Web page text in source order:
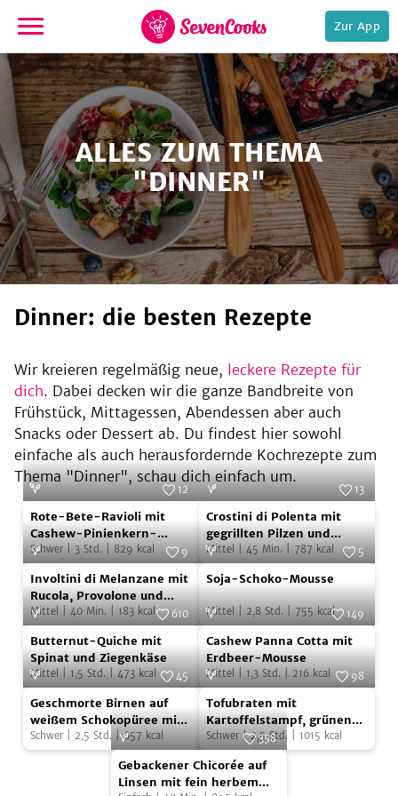
zur
Startseite
Zur App
ALLES ZUM THEMA
"DINNER"
Dinner: die besten Rezepte
Wir kreieren regelmäßig neue, leckere Rezepte für
dich. Dabei decken wir die ganze Bandbreite von
Frühstück, Mittagessen, Abendessen aber auch
Snacks oder Dessert ab. Du findest hier sowohl
einfache als auch herausfordernde Kochrezepte zum
Thema "Dinner", schau dich einfach um.
Rote-
Bete-
Ravioli
mit
Cashew-
Pinienkern-
Kräuterkäse
Foto:Pau Esculies
12
Rote-Bete-Ravioli mit
Cashew-Pinienkern-
Kräuterkäse
Schwer| 3 Std. 829 kcal
Crostini
di
Polenta
mit
gegrillten
Pilzen
und
Kräutern
Foto: Michael Holtz
13
Crostini di Polenta mit
gegrillten Pilzen und
Kräutern
Mittel 45 Min. 787 kcal
Involtini
di
Melanzane
mit
Rucola,
Provolone
und
getrockneten
Tomaten
Foto: Michael Holtz
9
Involtini di Melanzane mit
Rucola, Provolone und
getrockneten Tomaten
Mittel 40 Min. 183 kcal
Soja-
Schoko-
Mousse
Foto: Juliette Chrétien/AT Verlag
5
Soja-Schoko-Mousse
Mittel 2,8 Std. 755 kcal
Butternut-
Quiche
mit
Spinat
und
Ziegenkäse
Foto: SevenCooks
610
Butternut-Quiche mit
Spinat und Ziegenkäse
Mittel 1,5 Std. 473 kcal
Cashew
Panna
Cotta
mit
Erdbeer-
Mousse
SevenCooks
149
Cashew Panna Cotta mit
Erdbeer-Mousse
Mittel 1,3 Std. 216 kcal
Geschmorte
Birnen
auf
Foto: SevenCooks
45
Geschmorte Birnen auf
weißem Schokopüree mit
Kartoffelgratin-Türmchen
Schwer| 2,5 Std. |657 kcal
Tofubraten
mit
Kartoffelstampf,
grünen
Bohnen
Foto:
98
Tofubraten mit
Kartoffelstampf, grünen
Bohnen und Rotweinsoße
Schwer|2,5 Std. 1015 kcal
Gebackener
Chicorée
Foto: SevenCooks
358
Gebackener Chicorée auf
Linsen mit fein herbem